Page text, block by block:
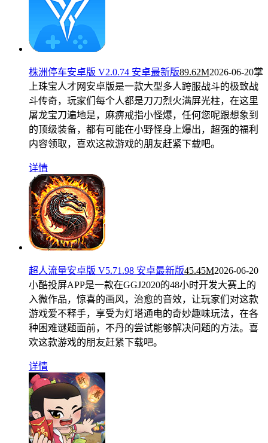
株洲停车安卓版 V2.0.74 安卓最新版89.62M2026-06-20掌
上珠宝人才网安卓版是一款大型多人跨服战斗的极致战
斗传奇，玩家们每个人都是刀刀烈火满屏光柱，在这里
屠龙宝刀遍地是，麻痹戒指小怪爆，任何您呢跟想象到
的顶级装备，都有可能在小野怪身上爆出，超强的福利
内容领取，喜欢这款游戏的朋友赶紧下载吧。
详情
超人流量安卓版 V5.71.98 安卓最新版45.45M2026-06-20
小酷投屏APP是一款在GGJ2020的48小时开发大赛上的
入微作品，惊喜的画风，治愈的音效，让玩家们对这款
游戏爱不释手，享受为灯塔通电的奇妙趣味玩法，在各
种困难谜题面前，不丹的尝试能够解决问题的方法。喜
欢这款游戏的朋友赶紧下载吧。
详情